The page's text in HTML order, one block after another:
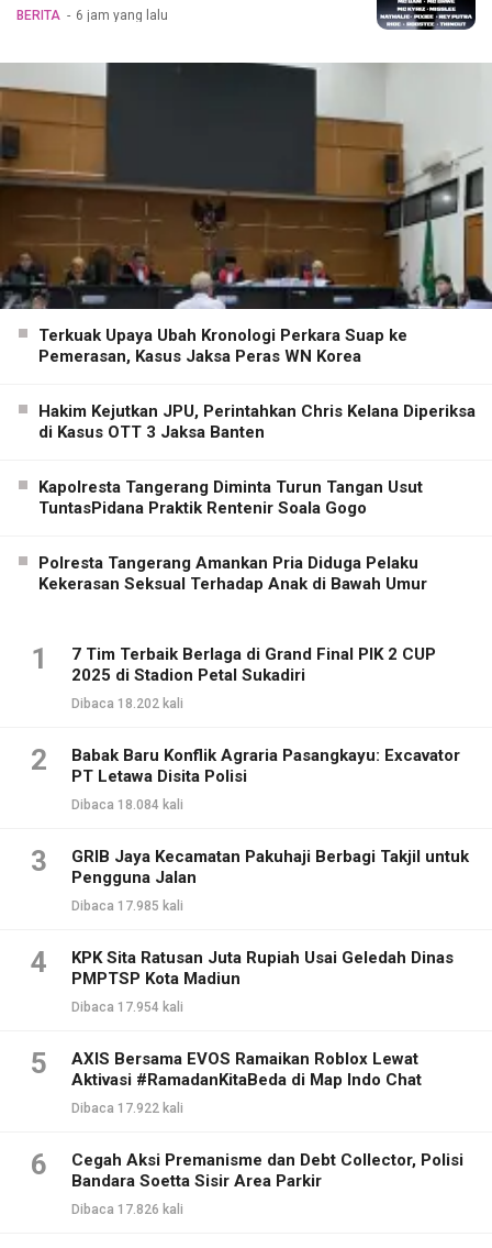
BERITA 6 jam yang lalu
Terkuak Upaya Ubah Kronologi Perkara Suap ke
Pemerasan, Kasus Jaksa Peras WN Korea
Hakim Kejutkan JPU, Perintahkan Chris Kelana Diperiksa
di Kasus OTT 3 Jaksa Banten
Kapolresta Tangerang Diminta Turun Tangan Usut
TuntasPidana Praktik Rentenir Soala Gogo
Polresta Tangerang Amankan Pria Diduga Pelaku
Kekerasan Seksual Terhadap Anak di Bawah Umur
1
7 Tim Terbaik Berlaga di Grand Final PIK 2 CUP
2025 di Stadion Petal Sukadiri
Dibaca 18.202 kali
2
Babak Baru Konflik Agraria Pasangkayu: Excavator
PT Letawa Disita Polisi
Dibaca 18.084 kali
3
GRIB Jaya Kecamatan Pakuhaji Berbagi Takjil untuk
Pengguna Jalan
Dibaca 17.985 kali
4
KPK Sita Ratusan Juta Rupiah Usai Geledah Dinas
PMPTSP Kota Madiun
Dibaca 17.954 kali
5
AXIS Bersama EVOS Ramaikan Roblox Lewat
Aktivasi #RamadanKitaBeda di Map Indo Chat
Dibaca 17.922 kali
6
Cegah Aksi Premanisme dan Debt Collector, Polisi
Bandara Soetta Sisir Area Parkir
Dibaca 17.826 kali